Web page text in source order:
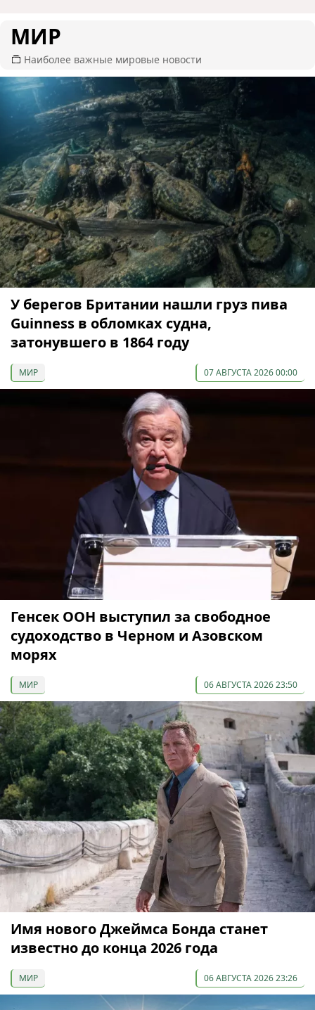
МИР
Наиболее важные мировые новости
У берегов Британии нашли груз пива
Guinness в обломках судна,
затонувшего в 1864 году
МИР 07 АВГУСТА 2026 00:00
Генсек ООН выступил за свободное
судоходство в Черном и Азовском
морях
МИР 06 АВГУСТА 2026 23:50
Имя нового Джеймса Бонда станет
известно до конца 2026 года
МИР 06 АВГУСТА 2026 23:26